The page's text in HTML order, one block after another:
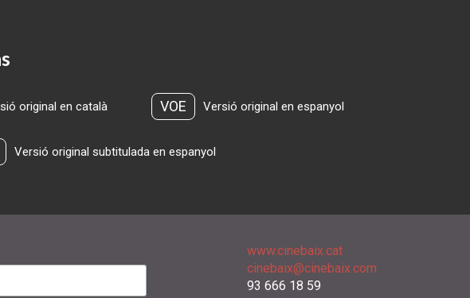
original en català VOE Versió original en espanyol
Versió original subtitulada en espanyol
www.cinebaix.cat
cinebaix@cinebaix.com
93 666 18 59